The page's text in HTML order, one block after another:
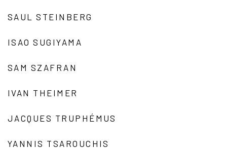
SAUL STEINBERG
ISAO SUGIYAMA
SAM SZAFRAN
IVAN THEIMER
JACQUES TRUPHÉMUS
YANNIS TSAROUCHIS